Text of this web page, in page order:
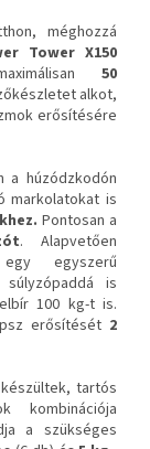
méghozzá
Tower X150
50
alkot,
erősítésére
a húzódzkodón
markolatokat is
Pontosan a
. Alapvetően
egyszerű
is
100 kg-t is.
erősítését 2
készültek, tartós
kombinációja
a szükséges